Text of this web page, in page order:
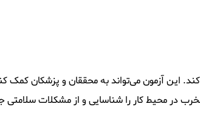
این آزمون می‌تواند به محققان و پزشکان کمک
در محیط کار را شناسایی و از مشکلات سلامتی